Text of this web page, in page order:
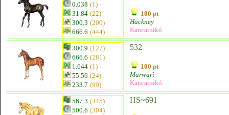
0.038 (1)
31.84 (22)
300.3 (200)
666.6 (444)
100 pt
Hackney
Kancacsikó
300.9 (127)
666.6 (281)
1.644 (1)
55.56 (24)
233.7 (99)
532
100 pt
Marwari
Kancacsikó
567.3 (345)
500.6 (304)
HS~691